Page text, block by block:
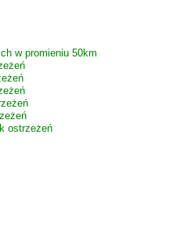
w promieniu 50km
ostrzeżeń